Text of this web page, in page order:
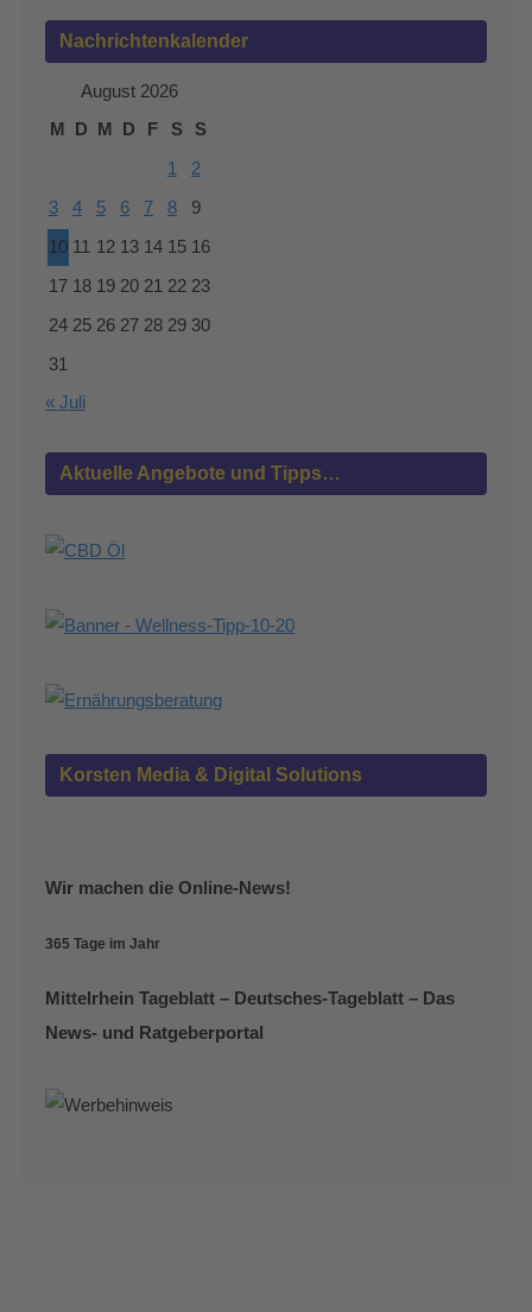
Nachrichtenkalender
August 2026
M
D M D F S S
1 2
3 4 5 6 7 8 9
10 11 12 13 14 15 16
17 18 19 20 21 22 23
24 25 26 27 28 29 30
31
« Juli
Aktuelle Angebote und Tipps…
Korsten Media & Digital Solutions
Wir machen die Online-News!
365 Tage im Jahr
Mittelrhein Tageblatt – Deutsches-Tageblatt – Das
News- und Ratgeberportal